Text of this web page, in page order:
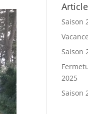
Saison
Saison
2025
Saison